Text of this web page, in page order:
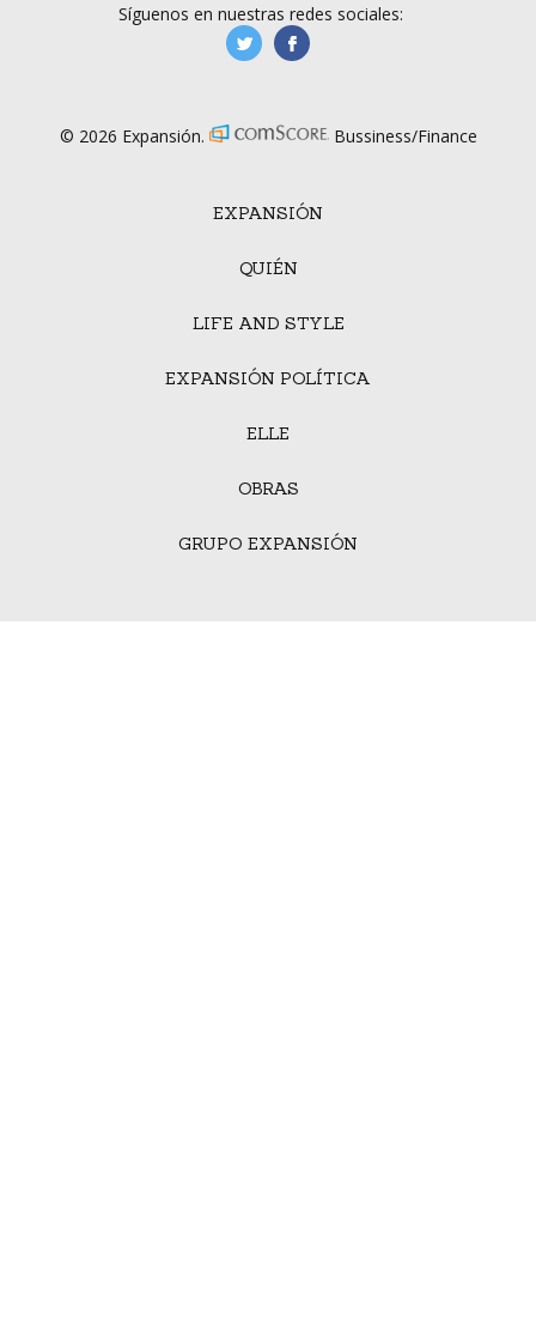
EXPANSIÓN
QUIÉN
LIFE AND STYLE
EXPANSIÓN POLÍTICA
ELLE
OBRAS
GRUPO EXPANSIÓN
Síguenos en nuestras redes sociales:
manufacturaGE
© 2026 Expansión. Bussiness/Finance